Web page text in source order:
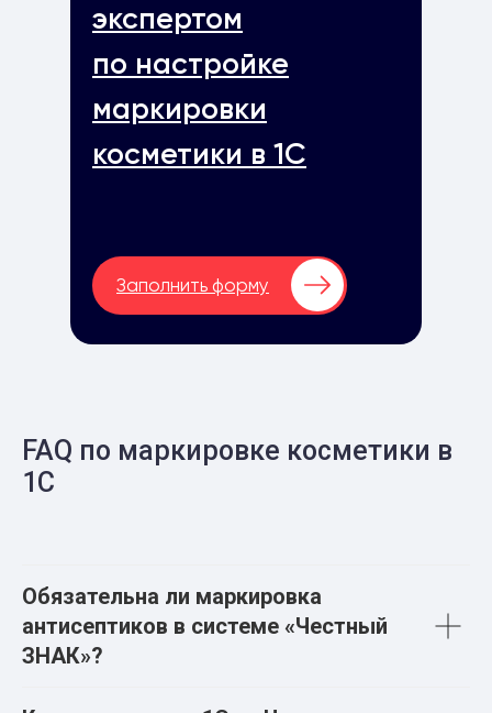
экспертом
по настройке
маркировки
косметики в 1С
Заполнить форму
FAQ по маркировке косметики в
1С
Обязательна ли маркировка
антисептиков в системе «Честный
ЗНАК»?